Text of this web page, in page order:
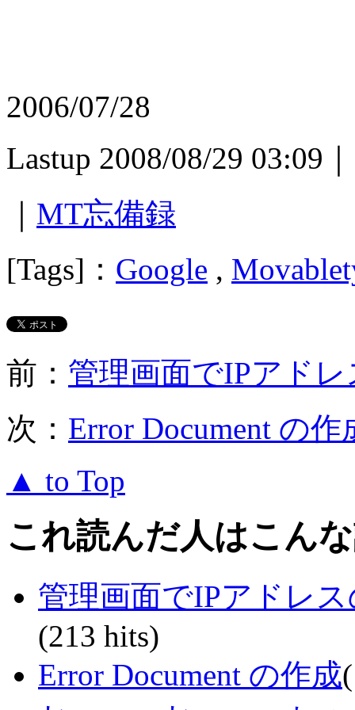
2006/07/28
Lastup 2008/08/29 03:09
MT忘備録
[Tags]： Google ,
前： 管理画面でIPアド
次： Error Document の作
▲ to Top
これ読んだ人はこん
管理画面でIPアドレ
(213 hits)
Error Document の作成